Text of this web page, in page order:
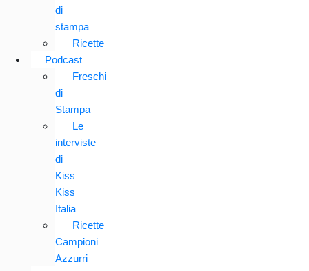
di
stampa
Ricette
Podcast
Freschi
di
Stampa
Le
interviste
di
Kiss
Kiss
Italia
Ricette
Campioni
Azzurri